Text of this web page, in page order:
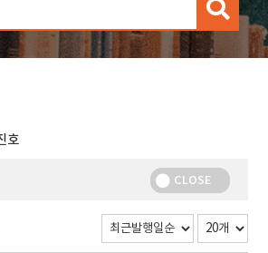
검
색
호
CLOSE